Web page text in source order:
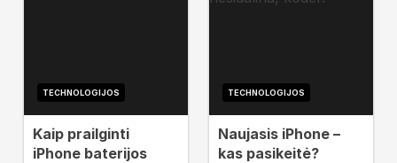
TECHNOLOGIJOS
Kaip prailginti
iPhone baterijos
TECHNOLOGIJOS
Naujasis iPhone –
kas pasikeitė?